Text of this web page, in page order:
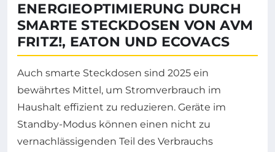
ENERGIEOPTIMIERUNG DURCH
SMARTE STECKDOSEN VON AVM
FRITZ!, EATON UND ECOVACS
Auch smarte Steckdosen sind 2025 ein
bewährtes Mittel, um Stromverbrauch im
Haushalt effizient zu reduzieren. Geräte im
Standby-Modus können einen nicht zu
vernachlässigenden Teil des Verbrauchs